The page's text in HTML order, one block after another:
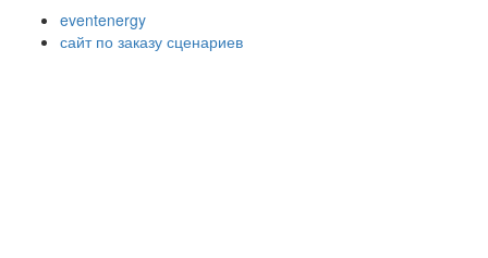
eventenergy
сайт по заказу сценариев